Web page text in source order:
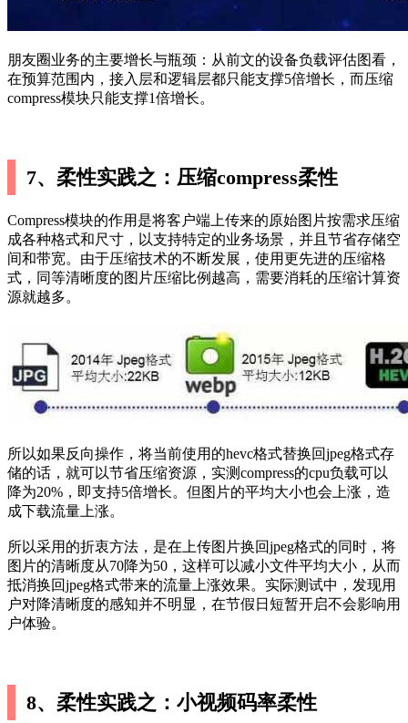
朋友圈业务的主要增长与瓶颈：从前文的设备负载评估图看，
在预算范围内，接入层和逻辑层都只能支撑5倍增长，而压缩
compress模块只能支撑1倍增长。
7、柔性实践之：压缩compress柔性
Compress模块的作用是将客户端上传来的原始图片按需求压缩
成各种格式和尺寸，以支持特定的业务场景，并且节省存储空
间和带宽。由于压缩技术的不断发展，使用更先进的压缩格
式，同等清晰度的图片压缩比例越高，需要消耗的压缩计算资
源就越多。
所以如果反向操作，将当前使用的hevc格式替换回jpeg格式存
储的话，就可以节省压缩资源，实测compress的cpu负载可以
降为20%，即支持5倍增长。但图片的平均大小也会上涨，造
成下载流量上涨。
所以采用的折衷方法，是在上传图片换回jpeg格式的同时，将
图片的清晰度从70降为50，这样可以减小文件平均大小，从而
抵消换回jpeg格式带来的流量上涨效果。实际测试中，发现用
户对降清晰度的感知并不明显，在节假日短暂开启不会影响用
户体验。
8、柔性实践之：小视频码率柔性